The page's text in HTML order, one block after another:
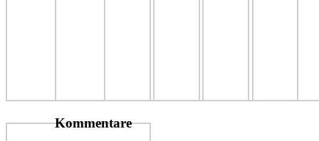
Kommentare